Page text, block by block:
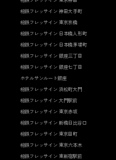
相鉄フレッサイン 神田大手町
相鉄フレッサイン 東京京橋
相鉄フレッサイン 日本橋人形町
相鉄フレッサイン 日本橋茅場町
相鉄フレッサイン 銀座三丁目
相鉄フレッサイン 銀座七丁目
ホテルサンルート銀座
相鉄フレッサイン 浜松町大門
相鉄フレッサイン 大門駅前
相鉄フレッサイン 東京赤坂
相鉄フレッサイン 新橋日比谷口
相鉄フレッサイン 東京田町
相鉄フレッサイン 東京六本木
相鉄フレッサイン 東新宿駅前